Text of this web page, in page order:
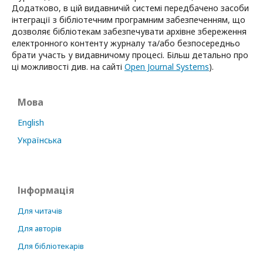
Додатково, в цій видавничій системі передбачено засоби
інтеграції з бібліотечним програмним забезпеченням, що
дозволяє бібліотекам забезпечувати архівне збереження
електронного контенту журналу та/або безпосередньо
брати участь у видавничому процесі. Більш детально про
ці можливості див. на сайті Open Journal Systems).
Мова
English
Українська
Інформація
Для читачів
Для авторів
Для бібліотекарів